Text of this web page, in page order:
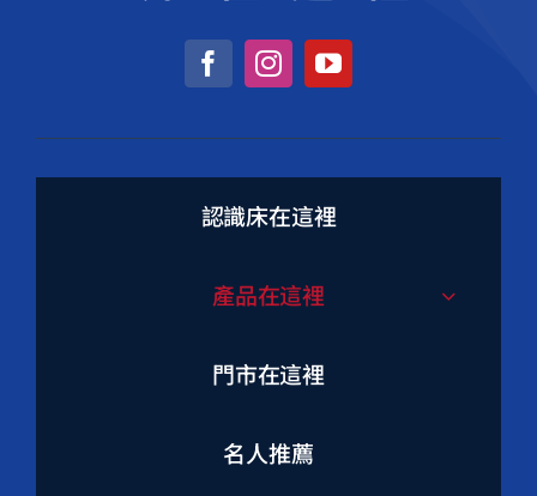
認識床在這裡
產品在這裡
門市在這裡
名人推薦